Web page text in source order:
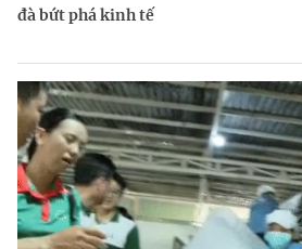
đà bứt phá kinh tế